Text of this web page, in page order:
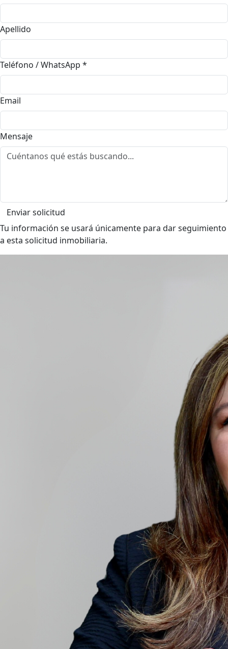
Apellido
Teléfono / WhatsApp *
Email
Mensaje
Enviar solicitud
Tu información se usará únicamente para dar seguimiento
a esta solicitud inmobiliaria.